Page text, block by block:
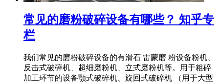
常见的磨粉破碎设备有哪些？ 知乎专
栏
我们常见的磨粉破碎设备的有滑石 雷蒙磨 粉设备粉机、
反击式破碎机、超细磨粉机、立式磨粉机等。用于粗碎
加工环节的设备颚式破碎机、旋回式破碎机 （用于大型